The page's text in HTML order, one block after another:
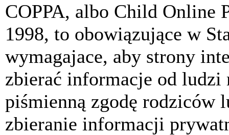
COPPA, albo Child Online
1998, to obowiązujące w
wymagajace, aby strony
zbierać informacje od
piśmienną zgodę rodziców
zbieranie informacji